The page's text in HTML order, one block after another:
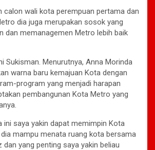
calon wali kota perempuan pertama dan
dia juga merupakan sosok yang
dan memanagemen Metro lebih baik
Sukisman. Menurutnya, Anna Morinda
warna baru kemajuan Kota dengan
program yang menjadi harapan
pembangunan Kota Metro yang
ini saya yakin dapat memimpin Kota
mampu menata ruang kota bersama
dan yang penting saya yakin beliau